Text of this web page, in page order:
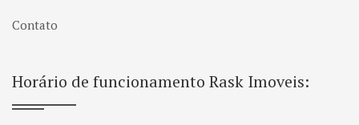
Contato
Horário de funcionamento Rask Imoveis: